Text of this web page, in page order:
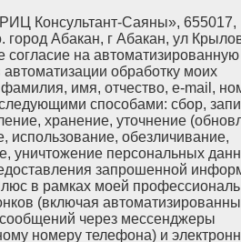
Консультант-Саяны», 655017,
город Абакан, г Абакан, ул
на автоматизированную
обработку моих
имя, отчество, e-mail,
способами: сбор,
хранение, уточнение
использование, обезличивание,
уничтожение персональных
запрошенной
в рамках моей
(включая
через мессенджеры
номеру телефона) и